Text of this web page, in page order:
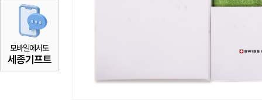
모바일에서도
세종기프트